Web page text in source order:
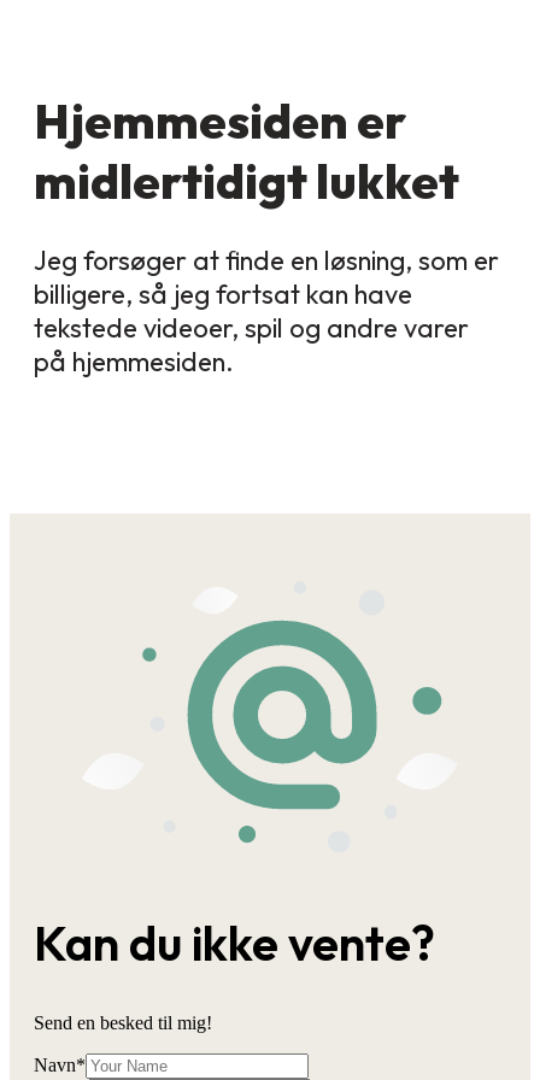
Hjemmesiden er
midlertidigt lukket
Jeg forsøger at finde en løsning, som er
billigere, så jeg fortsat kan have
tekstede videoer, spil og andre varer
på hjemmesiden.
Kan du ikke vente?
Send en besked til mig!
Navn*